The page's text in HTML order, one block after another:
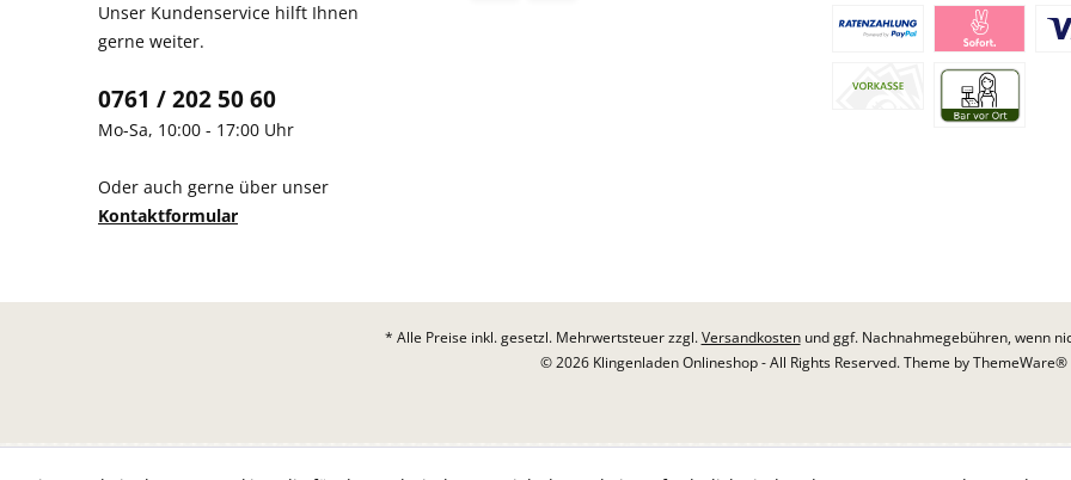
Unser Kundenservice hilft Ihnen
gerne weiter.
0761 / 202 50 60
Mo-Sa, 10:00 - 17:00 Uhr
Oder auch gerne über unser
Kontaktformular
* Alle Preise inkl. gesetzl. Mehrwertsteuer zzgl.Versandkostenund ggf. Nachnahmegebühren, wenn
© 2026 Klingenladen Onlineshop - All Rights Reserved. Theme byThemeWare®